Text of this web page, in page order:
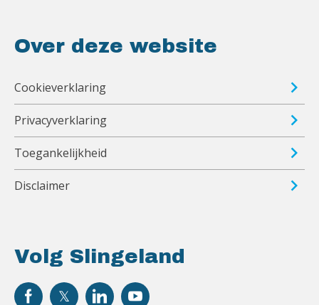
Volg Slingeland
Over deze website
Cookieverklaring
Privacyverklaring
Toegankelijkheid
Disclaimer